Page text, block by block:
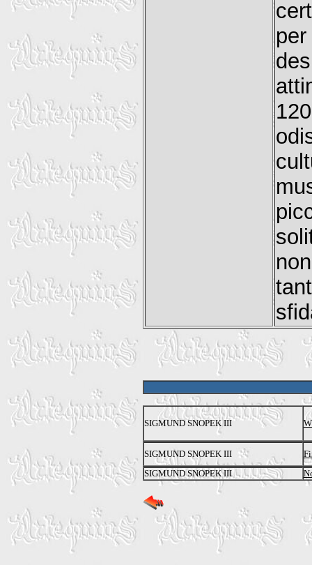
SIGMUND SNOPEK III
SIGMUND SNOPEK III
SIGMUND SNOPEK III